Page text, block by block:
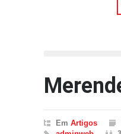
Em Artigos